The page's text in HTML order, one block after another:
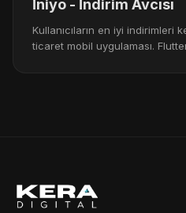
İniyo - İndirim Avcısı
Kullanıcıların en iyi indirimleri
ticaret mobil uygulaması.